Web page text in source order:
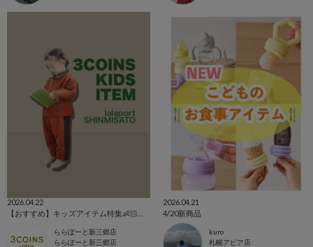
2026.04.22
ららぽーと新三郷店
ららぽーと新三郷店
2026.04.21
4/20新商品
kuro
札幌アピア店